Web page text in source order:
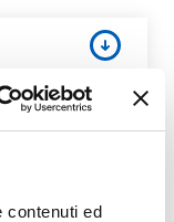
contenuti ed